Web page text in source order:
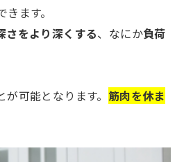
ます。
さをより深くする、なにか負荷
可能となります。 筋肉を休ま